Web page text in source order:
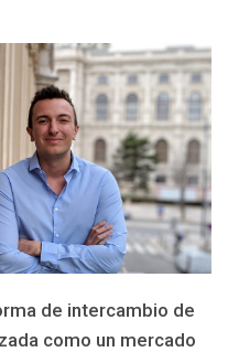
de intercambio de
como un mercado